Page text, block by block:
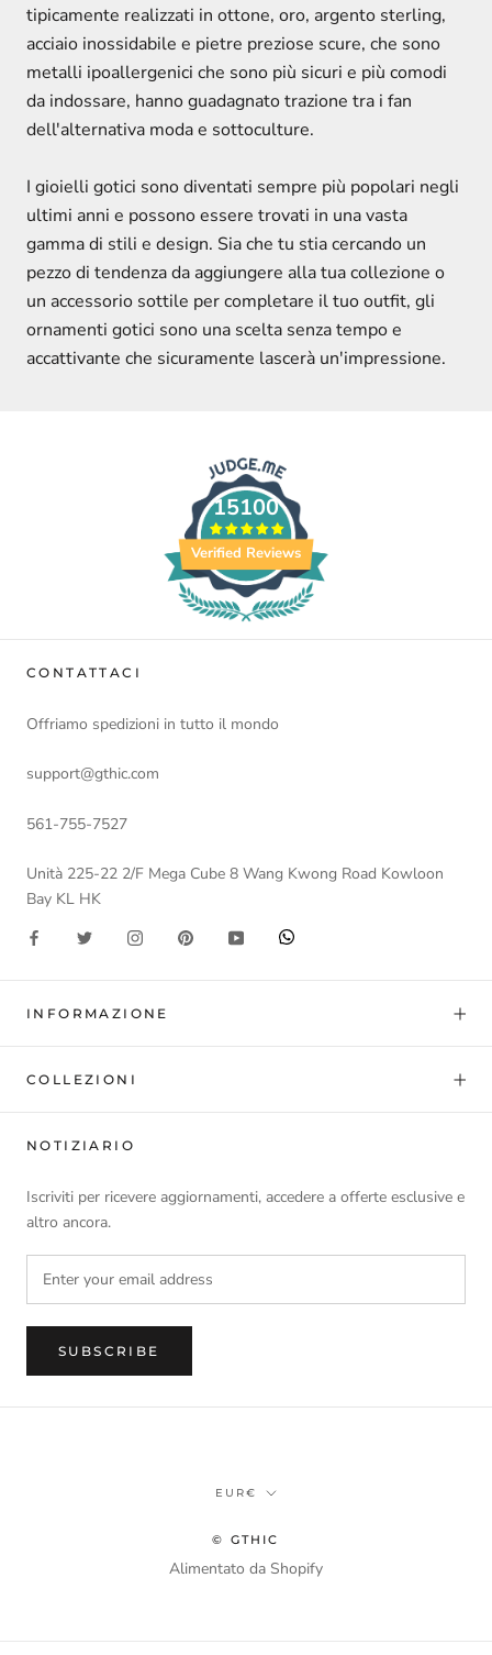
tipicamente realizzati in ottone, oro, argento sterling,
acciaio inossidabile e pietre preziose scure, che sono
metalli ipoallergenici che sono più sicuri e più comodi
da indossare, hanno guadagnato trazione tra i fan
dell'alternativa moda e sottoculture.
I gioielli gotici sono diventati sempre più popolari negli
ultimi anni e possono essere trovati in una vasta
gamma di stili e design. Sia che tu stia cercando un
pezzo di tendenza da aggiungere alla tua collezione o
un accessorio sottile per completare il tuo outfit, gli
ornamenti gotici sono una scelta senza tempo e
accattivante che sicuramente lascerà un'impressione.
15100
Verified Reviews
CONTATTACI
Offriamo spedizioni in tutto il mondo
support@gthic.com
561-755-7527
Unità 225-22 2/F Mega Cube 8 Wang Kwong Road Kowloon
Bay KL HK
INFORMAZIONE
COLLEZIONI
NOTIZIARIO
Iscriviti per ricevere aggiornamenti, accedere a offerte esclusive e
altro ancora.
SUBSCRIBE
Currency
EUR€
© GTHIC
Alimentato da Shopify